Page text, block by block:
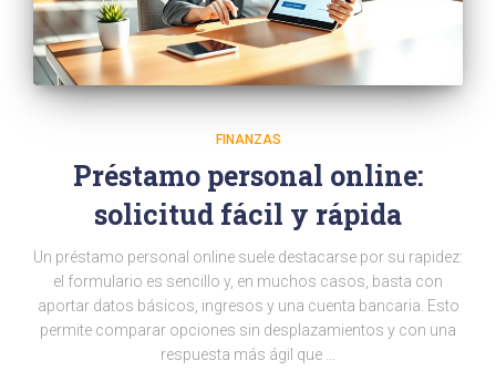
FINANZAS
Préstamo personal online:
solicitud fácil y rápida
Un préstamo personal online suele destacarse por su rapidez:
el formulario es sencillo y, en muchos casos, basta con
aportar datos básicos, ingresos y una cuenta bancaria. Esto
permite comparar opciones sin desplazamientos y con una
respuesta más ágil que …